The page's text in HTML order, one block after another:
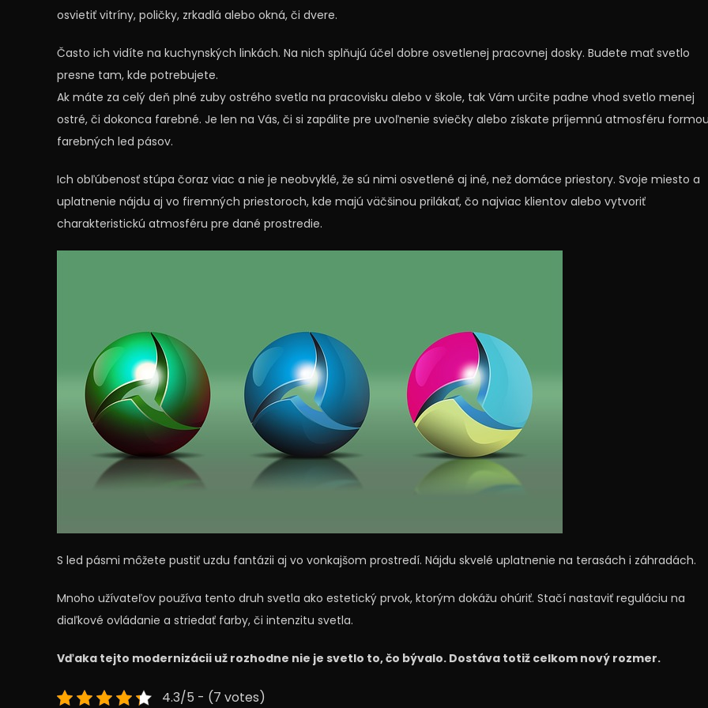
osvietiť vitríny, poličky, zrkadlá alebo okná, či dvere.
Často ich vidíte na kuchynských linkách. Na nich splňujú účel dobre osvetlenej pracovnej dosky. Budete mať svetlo
presne tam, kde potrebujete.
Ak máte za celý deň plné zuby ostrého svetla na pracovisku alebo v škole, tak Vám určite padne vhod svetlo menej
ostré, či dokonca farebné. Je len na Vás, či si zapálite pre uvoľnenie sviečky alebo získate príjemnú atmosféru
farebných led pásov.
Ich obľúbenosť stúpa čoraz viac a nie je neobvyklé, že sú nimi osvetlené aj iné, než domáce priestory. Svoje miesto a
uplatnenie nájdu aj vo firemných priestoroch, kde majú väčšinou prilákať, čo najviac klientov alebo vytvoriť
charakteristickú atmosféru pre dané prostredie.
S led pásmi môžete pustiť uzdu fantázii aj vo vonkajšom prostredí. Nájdu skvelé uplatnenie na terasách i záhradách.
Mnoho užívateľov používa tento druh svetla ako estetický prvok, ktorým dokážu ohúriť. Stačí nastaviť reguláciu na
diaľkové ovládanie a striedať farby, či intenzitu svetla.
Vďaka tejto modernizácii už rozhodne nie je svetlo to, čo bývalo. Dostáva totiž celkom nový rozmer.
4.3/5 - (7 votes)